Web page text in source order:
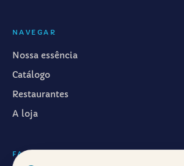
NAVEGAR
Nossa essência
Catálogo
Restaurantes
A loja
FALAR CONOSCO